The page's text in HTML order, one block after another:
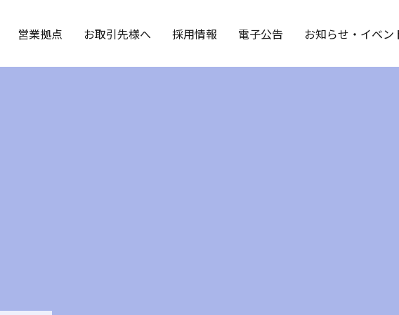
営業拠点 お取引先様へ 採用情報 電子公告 お知らせ・イベン